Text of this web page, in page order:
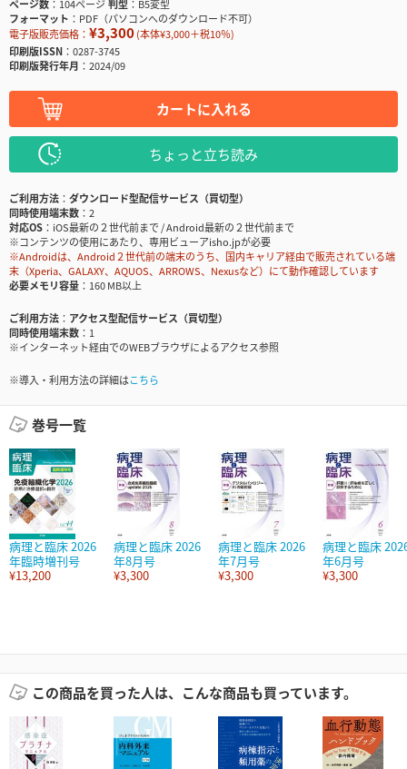
ページ数
104ページ判型
B5変型
フォーマット
PDF（パソコンへのダウンロード不可）
電子版販売価格： ¥3,300(本体¥3,000＋税10％)
印刷版ISSN
0287-3745
印刷版発行年月
2024/09
カートに入れる
ちょっと立ち読み
ご利用方法
ダウンロード型配信サービス（買切型）
同時使用端末数
2
対応OS
iOS最新の２世代前まで / Android最新の２世代前まで
※コンテンツの使用にあたり、専用ビューアisho.jpが必要
※Androidは、Android２世代前の端末のうち、国内キャリア経由で販売されている端
末（Xperia、GALAXY、AQUOS、ARROWS、Nexusなど）にて動作確認しています
必要メモリ容量
160 MB以上
ご利用方法
アクセス型配信サービス（買切型）
同時使用端末数
1
※インターネット経由でのWEBブラウザによるアクセス参照
※導入・利用方法の詳細はこちら
巻号一覧
病理と臨床 2026
年臨時増刊号
¥13,200
病理と臨床 2026
年8月号
¥3,300
病理と臨床 2026
年7月号
¥3,300
病理と臨床
年6月号
¥3,300
この商品を買った人は、こんな商品も買っています。